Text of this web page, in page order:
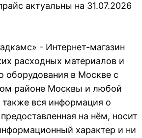
актуальны на 31.07.2026
- Интернет-магазин
расходных материалов и
оборудования в Москве с
районе Москвы и любой
также вся информация о
на нём, носит
характер и ни